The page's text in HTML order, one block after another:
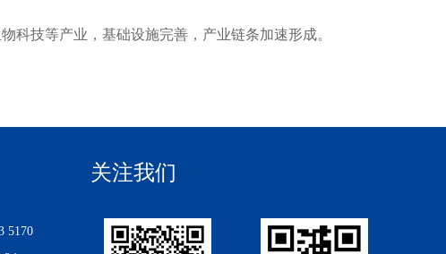
科技等产业，基础设施完善，产业链条加速形成。
5170
关注我们